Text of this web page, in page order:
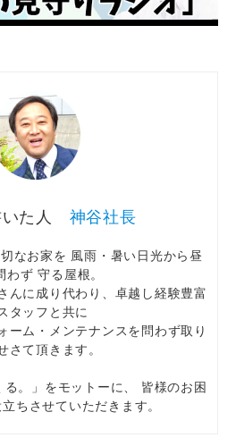
神谷社長
なお家を 風雨・暑い日光から昼
わず 守る屋根。
んに成り代わり、卓越し経験豊富
タッフと共に
ーム・メンテナンスを問わず取り
さて頂きます。
。」をモットーに、 皆様のお困
ちさせていただきます。